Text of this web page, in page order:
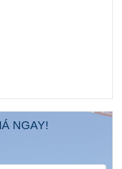
NGAY!